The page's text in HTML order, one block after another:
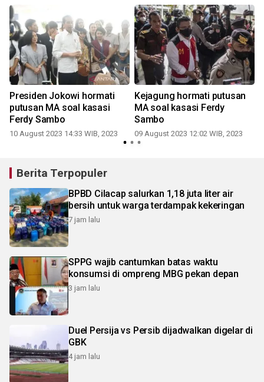
Presiden Jokowi hormati
putusan MA soal kasasi
Ferdy Sambo
10 August 2023 14:33 WIB, 2023
Kejagung hormati putusan
MA soal kasasi Ferdy
Sambo
09 August 2023 12:02 WIB, 2023
Berita Terpopuler
BPBD Cilacap salurkan 1,18 juta liter air
bersih untuk warga terdampak kekeringan
7 jam lalu
SPPG wajib cantumkan batas waktu
konsumsi di ompreng MBG pekan depan
3 jam lalu
Duel Persija vs Persib dijadwalkan digelar di
GBK
4 jam lalu